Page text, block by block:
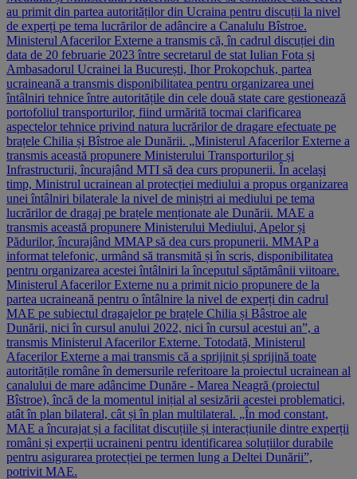
au primit din partea autorităților din Ucraina pentru discuții la nivel
de experți pe tema lucrărilor de adâncire a Canalulu Bîstroe.
Ministerul Afacerilor Externe a transmis că, în cadrul discuției din
data de 20 februarie 2023 între secretarul de stat Iulian Fota și
Ambasadorul Ucrainei la București, Ihor Prokopchuk, partea
ucraineană a transmis disponibilitatea pentru organizarea unei
întâlniri tehnice între autoritățile din cele două state care gestionează
portofoliul transporturilor, fiind urmărită tocmai clarificarea
aspectelor tehnice privind natura lucrărilor de dragare efectuate pe
brațele Chilia și Bîstroe ale Dunării. „Ministerul Afacerilor Externe a
transmis această propunere Ministerului Transporturilor și
Infrastructurii, încurajând MTI să dea curs propunerii. În același
timp, Ministrul ucrainean al protecției mediului a propus organizarea
unei întâlniri bilaterale la nivel de miniștri ai mediului pe tema
lucrărilor de dragaj pe brațele menționate ale Dunării. MAE a
transmis această propunere Ministerului Mediului, Apelor și
Pădurilor, încurajând MMAP să dea curs propunerii. MMAP a
informat telefonic, urmând să transmită și în scris, disponibilitatea
pentru organizarea acestei întâlniri la începutul săptămânii viitoare.
Ministerul Afacerilor Externe nu a primit nicio propunere de la
partea ucraineană pentru o întâlnire la nivel de experți din cadrul
MAE pe subiectul dragajelor pe brațele Chilia și Bâstroe ale
Dunării, nici în cursul anului 2022, nici în cursul acestui an”, a
transmis Ministerul Afacerilor Externe. Totodată, Ministerul
Afacerilor Externe a mai transmis că a sprijinit și sprijină toate
autoritățile române în demersurile referitoare la proiectul ucrainean al
canalului de mare adâncime Dunăre - Marea Neagră (proiectul
Bîstroe), încă de la momentul inițial al sesizării acestei problematici,
atât în plan bilateral, cât și în plan multilateral. „În mod constant,
MAE a încurajat și a facilitat discuțiile și interacțiunile dintre experții
români și experții ucraineni pentru identificarea soluțiilor durabile
pentru asigurarea protecției pe termen lung a Deltei Dunării”,
potrivit MAE.